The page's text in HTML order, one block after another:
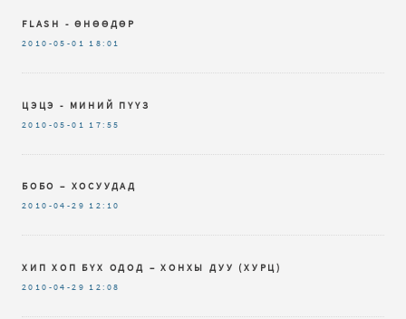
FLASH - ӨНӨӨДӨР
2010-05-01 18:01
ЦЭЦЭ - МИНИЙ ПҮҮЗ
2010-05-01 17:55
БОБО – ХОСУУДАД
2010-04-29 12:10
ХИП ХОП БҮХ ОДОД – ХОНХЫ ДУУ (ХУРЦ)
2010-04-29 12:08